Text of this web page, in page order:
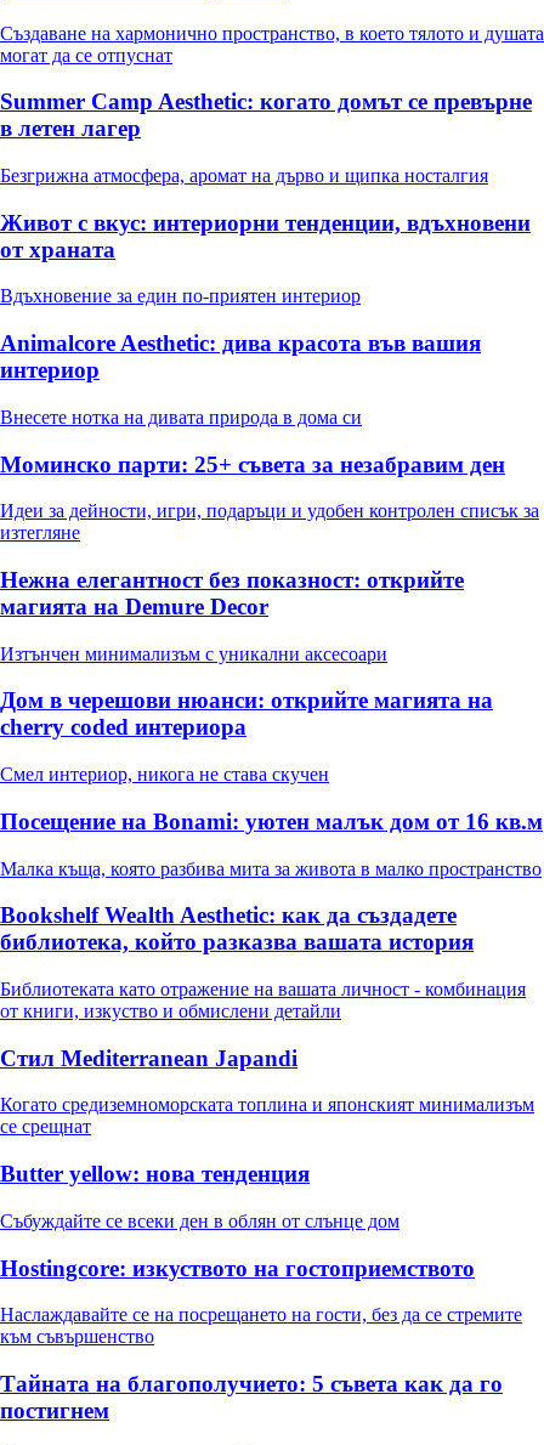
Създаване на хармонично пространство, в което тялото и душата
могат да се отпуснат
Summer Camp Aesthetic: когато домът се превърне
в летен лагер
Безгрижна атмосфера, аромат на дърво и щипка носталгия
Живот с вкус: интериорни тенденции, вдъхновени
от храната
Вдъхновение за един по-приятен интериор
Animalcore Aesthetic: дива красота във вашия
интериор
Внесете нотка на дивата природа в дома си
Моминско парти: 25+ съвета за незабравим ден
Идеи за дейности, игри, подаръци и удобен контролен списък за
изтегляне
Нежна елегантност без показност: открийте
магията на Demure Decor
Изтънчен минимализъм с уникални аксесоари
Дом в черешови нюанси: открийте магията на
cherry coded интериора
Смел интериор, никога не става скучен
Посещение на Bonami: уютен малък дом от 16 кв.м
Малка къща, която разбива мита за живота в малко пространство
Bookshelf Wealth Aesthetic: как да създадете
библиотека, който разказва вашата история
Библиотеката като отражение на вашата личност - комбинация
от книги, изкуство и обмислени детайли
Стил Mediterranean Japandi
Когато средиземноморската топлина и японският минимализъм
се срещнат
Butter yellow: нова тенденция
Събуждайте се всеки ден в облян от слънце дом
Hostingcore: изкуството на гостоприемството
Наслаждавайте се на посрещането на гости, без да се стремите
към съвършенство
Тайната на благополучието: 5 съвета как да го
постигнем